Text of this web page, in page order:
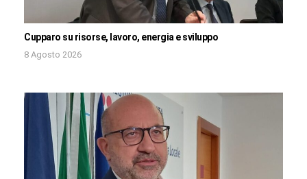
Cupparo su risorse, lavoro, energia e sviluppo
8 Agosto 2026